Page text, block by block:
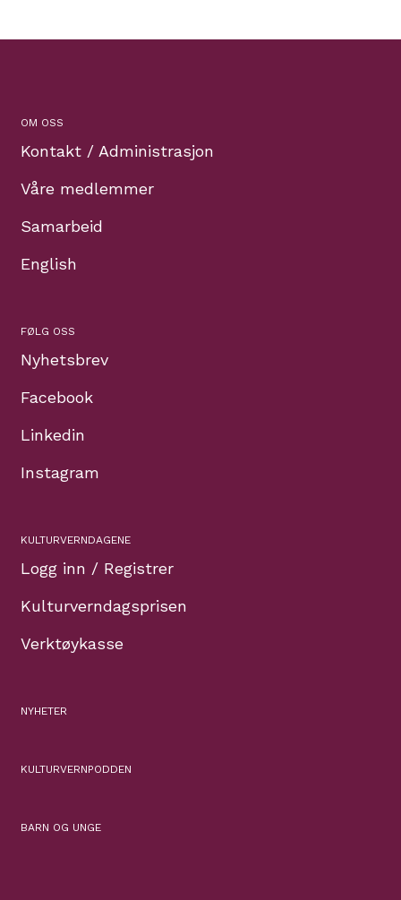
OM OSS
Kontakt / Administrasjon
Våre medlemmer
Samarbeid
English
FØLG OSS
Nyhetsbrev
Facebook
Linkedin
Instagram
KULTURVERNDAGENE
Logg inn / Registrer
Kulturverndagsprisen
Verktøykasse
NYHETER
KULTURVERNPODDEN
BARN OG UNGE